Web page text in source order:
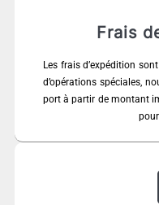
Frais
Les frais d’expédition
d’opérations spéciales,
port à partir de montant